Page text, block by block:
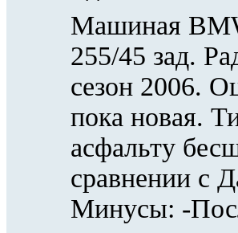
Машиная
255/45 зад.
сезон 2006.
пока новая.
асфальту
сравнении с
Минусы: -